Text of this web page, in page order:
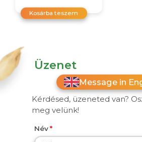
Kosárba teszem
Üzenet
Message in
Kérdésed, üzeneted van?
meg velünk!
Név